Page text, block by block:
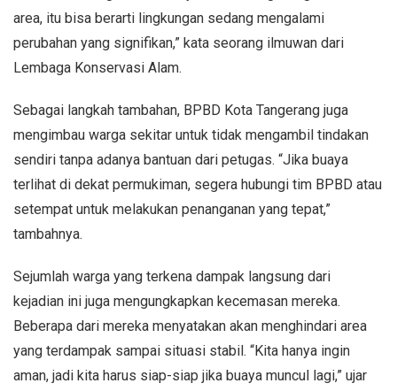
area, itu bisa berarti lingkungan sedang mengalami
perubahan yang signifikan,” kata seorang ilmuwan dari
Lembaga Konservasi Alam.
Sebagai langkah tambahan, BPBD Kota Tangerang juga
mengimbau warga sekitar untuk tidak mengambil tindakan
sendiri tanpa adanya bantuan dari petugas. “Jika buaya
terlihat di dekat permukiman, segera hubungi tim BPBD atau
setempat untuk melakukan penanganan yang tepat,”
tambahnya.
Sejumlah warga yang terkena dampak langsung dari
kejadian ini juga mengungkapkan kecemasan mereka.
Beberapa dari mereka menyatakan akan menghindari area
yang terdampak sampai situasi stabil. “Kita hanya ingin
aman, jadi kita harus siap-siap jika buaya muncul lagi,” ujar